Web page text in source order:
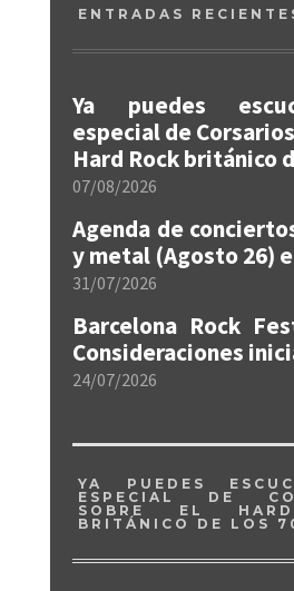
ENTRADAS
Ya puedes
especial de
Hard Rock británico
07/08/2026
Agenda de
y metal (Agosto 26)
31/07/2026
Barcelona Rock
Consideraciones
24/07/2026
YA PUEDES
ESPECIAL DE
SOBRE EL
BRITÁNICO DE LOS